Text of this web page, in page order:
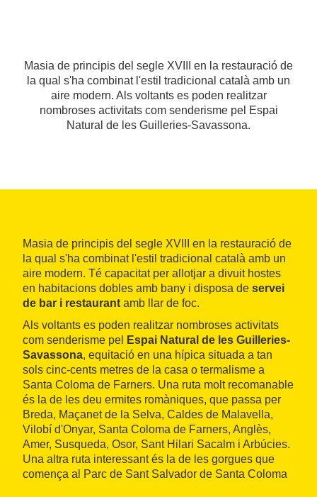
Masia de principis del segle XVIII en la restauració de
la qual s'ha combinat l'estil tradicional català amb un
aire modern. Als voltants es poden realitzar
nombroses activitats com senderisme pel Espai
Natural de les Guilleries-Savassona.
Masia de principis del segle XVIII en la restauració de
la qual s'ha combinat l'estil tradicional català amb un
aire modern. Té capacitat per allotjar a divuit hostes
en habitacions dobles amb bany i disposa de servei
de bar i restaurant amb llar de foc.
Als voltants es poden realitzar nombroses activitats
com senderisme pel
Espai Natural de les Guilleries-
Savassona, equitació en una hípica situada a tan
sols cinc-cents metres de la casa o termalisme a
Santa Coloma de Farners. Una ruta molt recomanable
és la de les deu ermites romàniques, que passa per
Breda, Maçanet de la Selva, Caldes de Malavella,
Vilobí d'Onyar, Santa Coloma de Farners, Anglès,
Amer, Susqueda, Osor, Sant Hilari Sacalm i Arbúcies.
Una altra ruta interessant és la de les gorgues que
comença al Parc de Sant Salvador de Santa Coloma